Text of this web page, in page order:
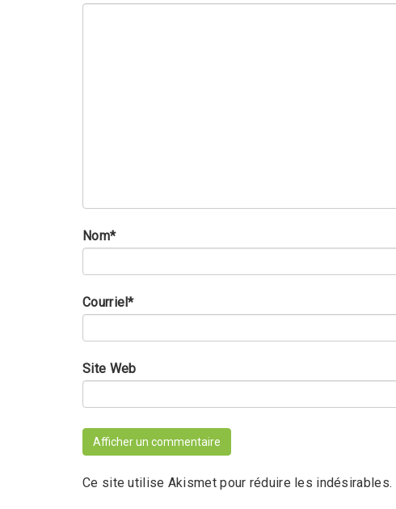
Nom*
Courriel*
Site Web
Ce site utilise Akismet pour réduire les indésirables.